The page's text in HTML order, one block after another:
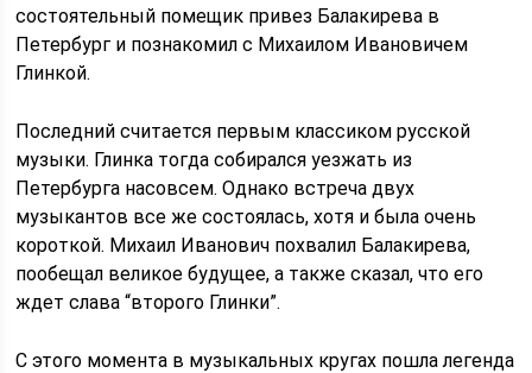
состоятельный помещик привез Балакирева в
Петербург и познакомил с Михаилом Ивановичем
Глинкой.
Последний считается первым классиком русской
музыки. Глинка тогда собирался уезжать из
Петербурга насовсем. Однако встреча двух
музыкантов все же состоялась, хотя и была очень
короткой. Михаил Иванович похвалил Балакирева,
пообещал великое будущее, а также сказал, что его
ждет слава “второго Глинки”.
С этого момента в музыкальных кругах пошла легенда